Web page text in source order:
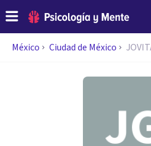
México Ciudad de México